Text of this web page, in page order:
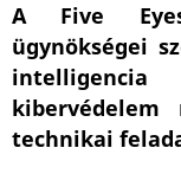
A Five
ügynökségei
technikai